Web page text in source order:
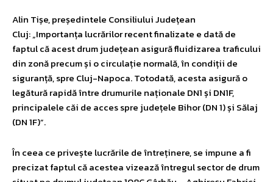
Alin Tișe, președintele Consiliului Județean
Cluj: „Importanța lucrărilor recent finalizate e dată de
faptul că acest drum județean asigură fluidizarea traficului
din zonă precum și o circulație normală, în condiții de
siguranță, spre Cluj-Napoca. Totodată, acesta asigură o
legătură rapidă între drumurile naționale DN1 și DN1F,
principalele căi de acces spre județele Bihor (DN 1) și Sălaj
(DN 1F)”.
În ceea ce privește lucrările de întreținere, se impune a fi
precizat faptul că acestea vizează întregul sector de drum